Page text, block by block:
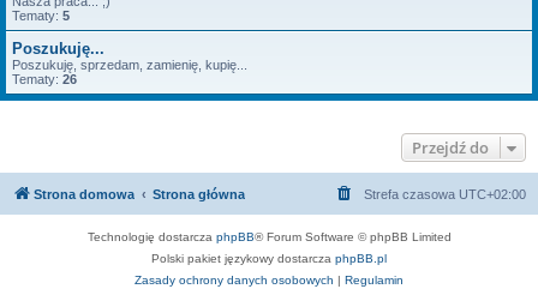
Tematy: 5
Poszukuję...
Poszukuję, sprzedam, zamienię, kupię...
Tematy: 26
Przejdź do
Strona domowa Strona główna Strefa czasowa UTC+02:00
Technologię dostarcza phpBB® Forum Software © phpBB Limited
Polski pakiet językowy dostarcza phpBB.pl
Zasady ochrony danych osobowych | Regulamin